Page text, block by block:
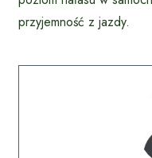
przyjemność z jazdy.